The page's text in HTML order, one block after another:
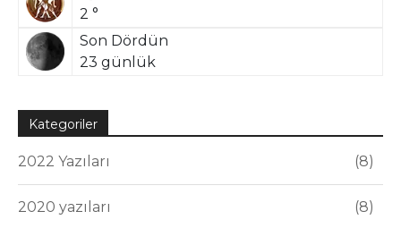
2 °
Son Dördün
23 günlük
Kategoriler
2022 Yazıları 8
2020 yazıları 8